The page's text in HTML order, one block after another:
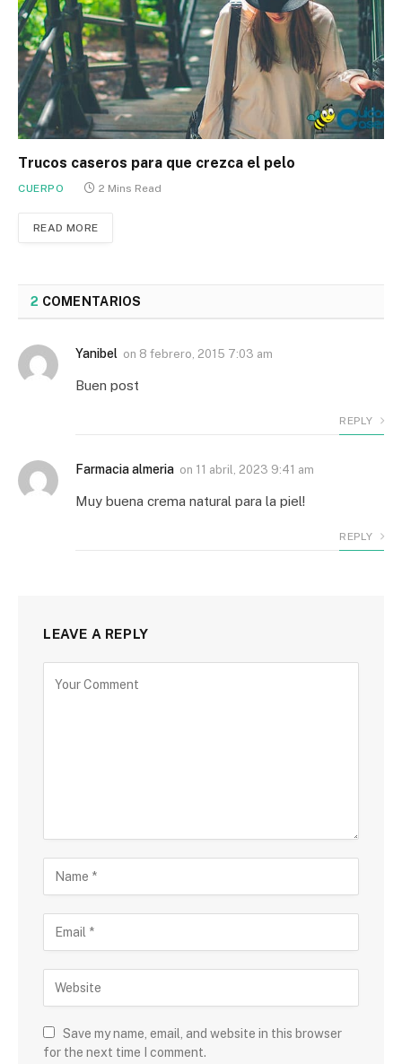
Trucos caseros para que crezca el pelo
CUERPO 2 Mins Read
READ MORE
2 COMENTARIOS
Yanibel on 8 febrero, 2015 7:03 am
Buen post
REPLY
Farmacia almeria on 11 abril, 2023 9:41 am
Muy buena crema natural para la piel!
REPLY
LEAVE A REPLY
Save my name, email, and website in this browser
for the next time I comment.